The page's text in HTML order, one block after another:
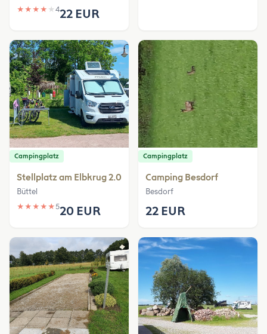
★ ★ ★ ★ ★ 422 EUR
Campingplatz
Stellplatz am Elbkrug 2.0
Büttel
★ ★ ★ ★ ★520 EUR
Campingplatz
Camping Besdorf
Besdorf
22 EUR